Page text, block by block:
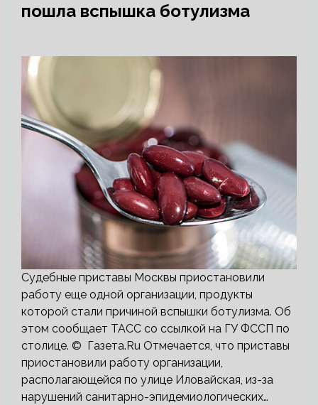
пошла вспышка ботулизма
Судебные приставы Москвы приостановили
работу еще одной организации, продукты
которой стали причиной вспышки ботулизма. Об
этом сообщает ТАСС со ссылкой на ГУ ФССП по
столице. © Газета.Ru Отмечается, что приставы
приостановили работу организации,
располагающейся по улице Иловайская, из-за
нарушений санитарно-эпидемиологических…